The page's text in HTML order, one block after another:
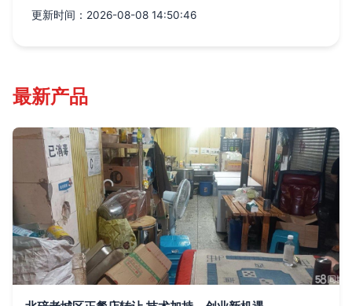
更新时间：2026-08-08 14:50:46
最新产品